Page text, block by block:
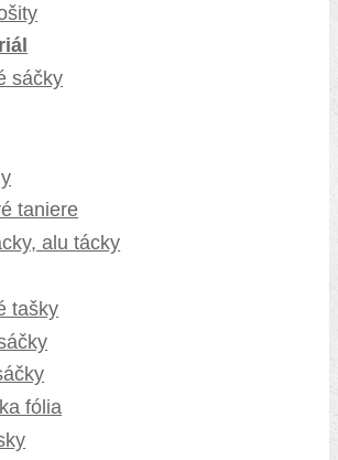
sáčky
taniere
alu tácky
tašky
fólia